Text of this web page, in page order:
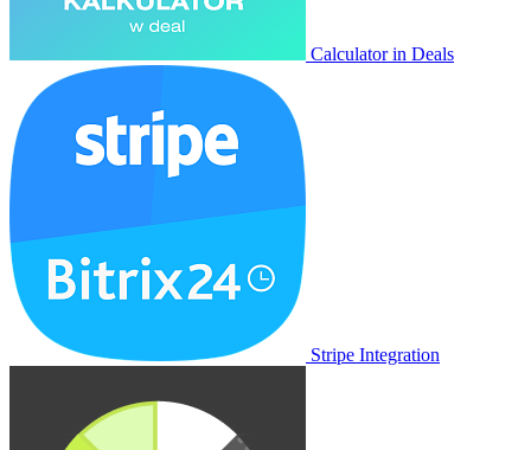
Calculator in Deals
Stripe Integration